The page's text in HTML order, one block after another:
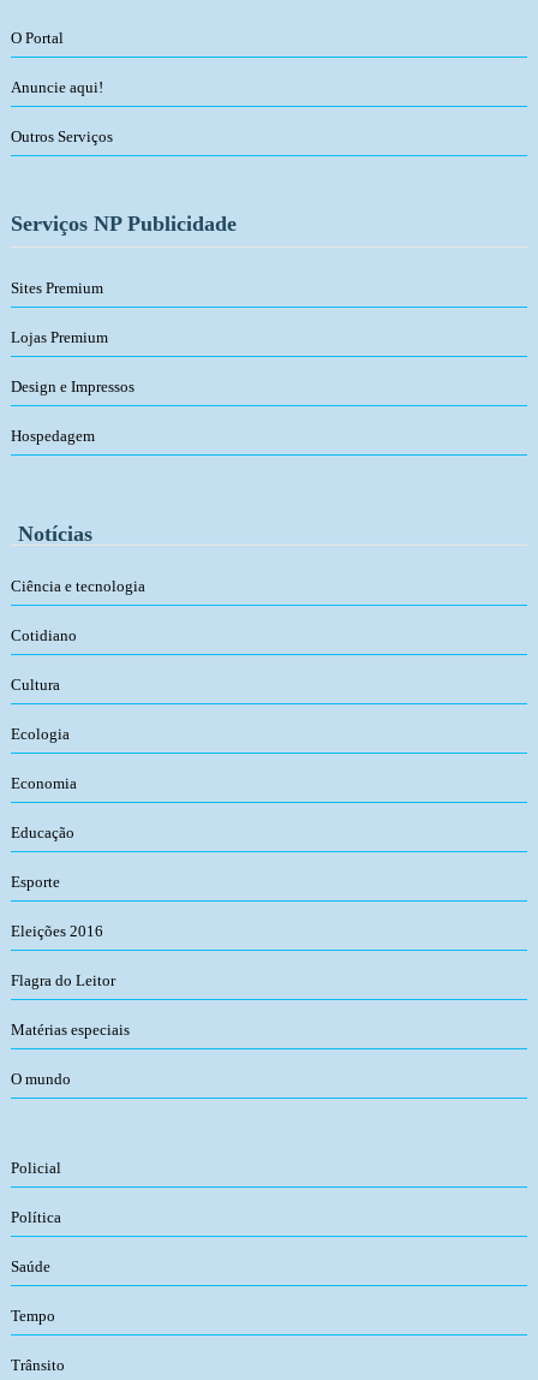
O Portal
Anuncie aqui!
Outros Serviços
Serviços NP Publicidade
Sites Premium
Lojas Premium
Design e Impressos
Hospedagem
Notícias
Ciência e tecnologia
Cotidiano
Cultura
Ecologia
Economia
Educação
Esporte
Eleições 2016
Flagra do Leitor
Matérias especiais
O mundo
Policial
Política
Saúde
Tempo
Trânsito